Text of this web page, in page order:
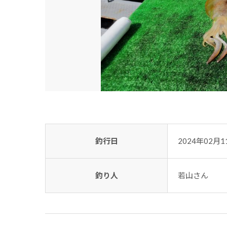
釣行日 2024年02月
釣り人 若山さん